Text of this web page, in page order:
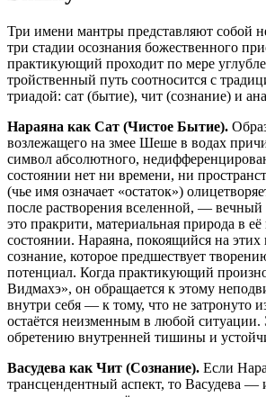
Три имени мантры представляют собой
три стадии осознания божественного
практикующий проходит по мере
тройственный путь соотносится с
триадой: сат (бытие), чит (сознание) и
Нараяна как Сат (Чистое Бытие).
возлежащего на змее Шеше в водах
символ абсолютного,
состоянии нет ни времени, ни
(чье имя означает «остаток»)
после растворения вселенной, —
это пракрити, материальная природа в
состоянии. Нараяна, покоящийся на
сознание, которое предшествует
потенциал. Когда практикующий
Видмахэ», он обращается к этому
внутри себя — к тому, что не затронуто
остаётся неизменным в любой
обретению внутренней тишины и
Васудева как Чит (Сознание). Если
трансцендентный аспект, то Васудева